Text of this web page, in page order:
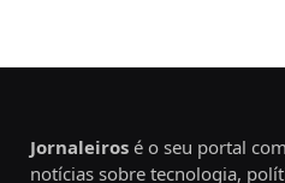
Jornaleiros é o seu portal
notícias sobre tecnologia,